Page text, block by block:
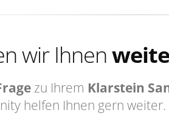
wir Ihnen
zu Ihrem Klarstein
helfen Ihnen gern